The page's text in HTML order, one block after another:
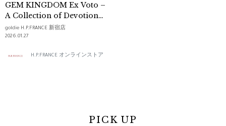
GEM KINGDOM Ex Voto –
A Collection of Devotion
and Delight –
goldie H.P.FRANCE 新宿店
2026.01.27
H.P.FRANCE オンラインストア
PICK UP